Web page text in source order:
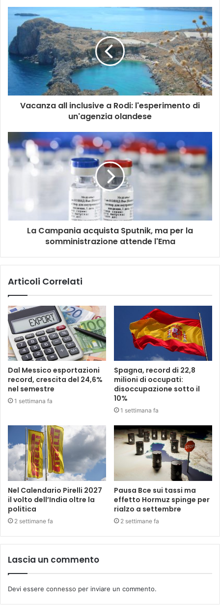
Vacanza all inclusive a Rodi: l'esperimento di
un'agenzia olandese
La Campania acquista Sputnik, ma per la
somministrazione attende l'Ema
Articoli Correlati
Dal Messico esportazioni
record, crescita del 24,6%
nel semestre
1 settimana fa
Spagna, record di 22,8
milioni di occupati:
disoccupazione sotto il
10%
1 settimana fa
Nel Calendario Pirelli 2027
il volto dell’India oltre la
politica
2 settimane fa
Pausa Bce sui tassi ma
effetto Hormuz spinge per
rialzo a settembre
2 settimane fa
Lascia un commento
Devi essere connesso per inviare un commento.